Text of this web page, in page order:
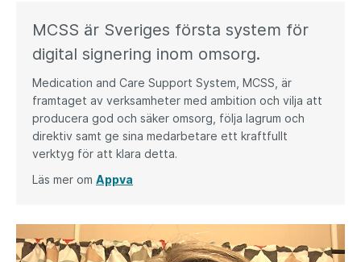
MCSS är Sveriges första system för
digital signering inom omsorg.
Medication and Care Support System, MCSS, är
framtaget av verksamheter med ambition och vilja att
producera god och säker omsorg, följa lagrum och
direktiv samt ge sina medarbetare ett kraftfullt
verktyg för att klara detta.
Läs mer om Appva